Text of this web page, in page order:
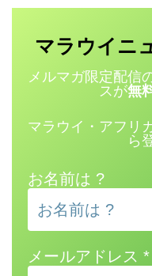
マラウイニ
メルマガ限定配信
スが無
マラウイ・アフリ
ら
お名前は ?
メールアドレス *